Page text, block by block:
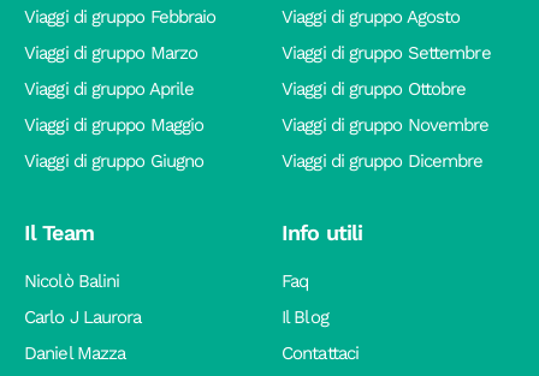
Viaggi di gruppo Febbraio
Viaggi di gruppo Marzo
Viaggi di gruppo Aprile
Viaggi di gruppo Maggio
Viaggi di gruppo Giugno
Viaggi di gruppo Agosto
Viaggi di gruppo Settembre
Viaggi di gruppo Ottobre
Viaggi di gruppo Novembre
Viaggi di gruppo Dicembre
Il Team
Nicolò Balini
Carlo J Laurora
Daniel Mazza
Info utili
Faq
Il Blog
Contattaci